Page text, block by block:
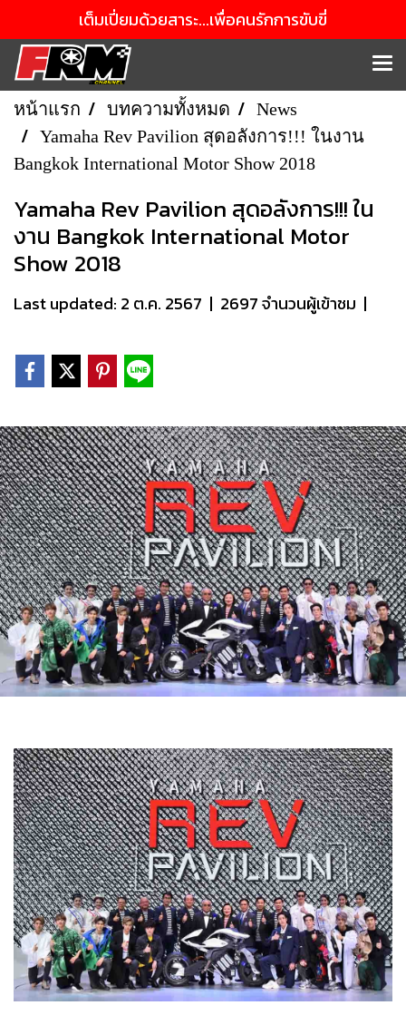
เต็มเปี่ยมด้วยสาระ...เพื่อคนรักการขับขี่
หน้าแรก บทความทั้งหมด
News
Yamaha Rev Pavilion สุดอลังการ!!! ในงาน
Bangkok International Motor Show 2018
Yamaha Rev Pavilion สุดอลังการ!!! ใน
งาน Bangkok International Motor
Show 2018
Last updated: 2 ต.ค. 2567 | 2697 จำนวนผู้เข้าชม |